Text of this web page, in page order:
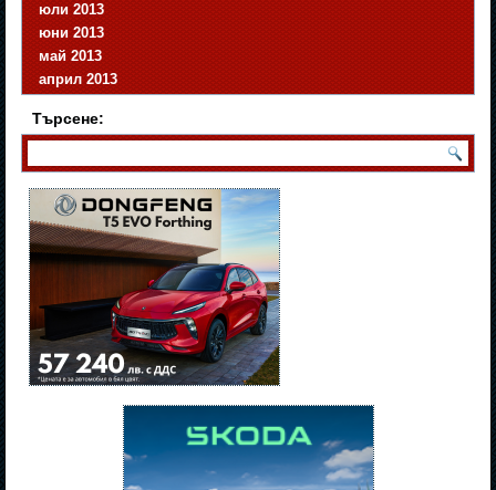
юли 2013
юни 2013
май 2013
април 2013
Търсене: